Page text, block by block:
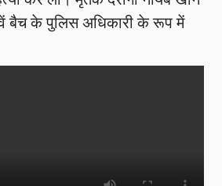
बैच के पुलिस अधिकारी के रूप में